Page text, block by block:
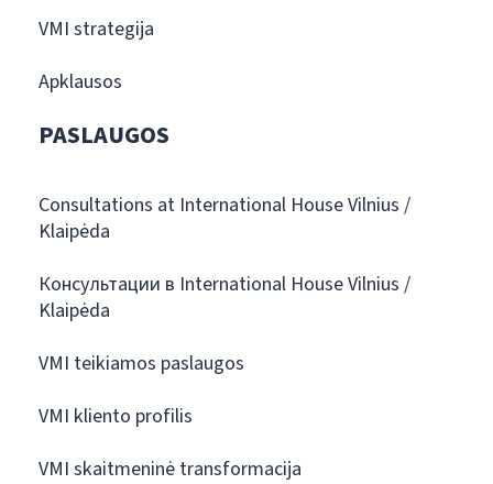
VMI strategija
Apklausos
PASLAUGOS
Consultations at International House Vilnius /
Klaipėda
Консультации в International House Vilnius /
Klaipėda
VMI teikiamos paslaugos
VMI kliento profilis
VMI skaitmeninė transformacija